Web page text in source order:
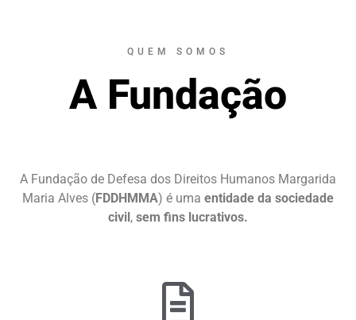
QUEM SOMOS
A Fundação
A Fundação de Defesa dos Direitos Humanos Margarida
Maria Alves (FDDHMMA) é uma entidade da sociedade
civil , sem fins lucrativos.